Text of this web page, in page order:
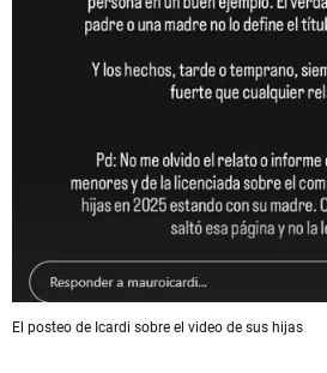
El posteo de Icardi sobre el video de sus hijas